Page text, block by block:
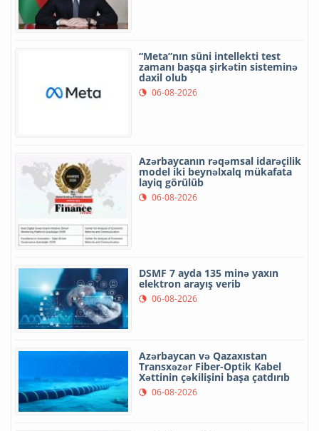
“Meta”nın süni intellekti test
zamanı başqa şirkətin sisteminə
daxil olub
06-08-2026
Azərbaycanın rəqəmsal idarəçilik
model iki beynəlxalq mükafata
layiq görülüb
06-08-2026
DSMF 7 ayda 135 minə yaxın
elektron arayış verib
06-08-2026
Azərbaycan və Qazaxıstan
Transxəzər Fiber-Optik Kabel
Xəttinin çəkilişini başa çatdırıb
06-08-2026